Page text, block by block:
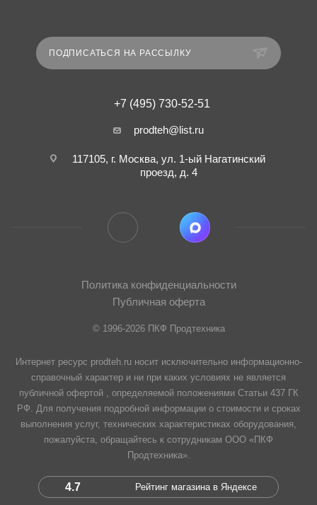
ПОДПИСАТЬСЯ НА РАССЫЛКУ
+7 (495) 730-52-51
prodteh@list.ru
117105, г. Москва, ул. 1-ый Нагатинский
проезд, д. 4
Политика конфиденциальности
Публичная оферта
© 1996-2026 ПКФ Продтехника
Интернет ресурс prodteh.ru носит исключительно информационно-
справочный характер и ни при каких условиях не является
публичной офертой , определяемой положениями Статьи 437 ГК
РФ. Для получения подробной информации о стоимости и сроках
выполнения услуг, технических характеристиках оборудования,
пожалуйста, обращайтесь к сотрудникам ООО «ПКФ
Продтехника».
4.7 Рейтинг магазина в Яндексе